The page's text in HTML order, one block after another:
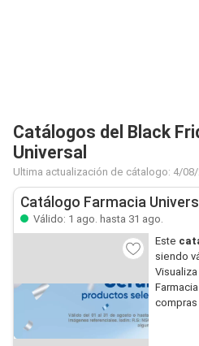
Catálogos del Black
Universal
Ultima actualización de cátalogo: 4/
Catálogo Farmacia
Válido: 1 ago. hasta 31 ago.
Este
siendo
compras